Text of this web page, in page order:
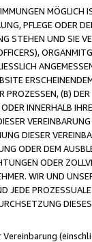
MÖGLICH
PFLEGE ODER
STEHEN UND SIE
PROZESSEN, (B)
INNERHALB
DIESER
ODER DEM
ODER
WIR UND
JEDE